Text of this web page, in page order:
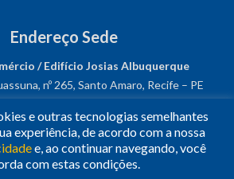
Endereço Sede
/ Edifício Josias Albuquerque
nº 265, Santo Amaro, Recife – PE
03.482.931/0001-61
e outras tecnologias semelhantes
experiência, de acordo com a nossa
e, ao continuar navegando, você
com estas condições.